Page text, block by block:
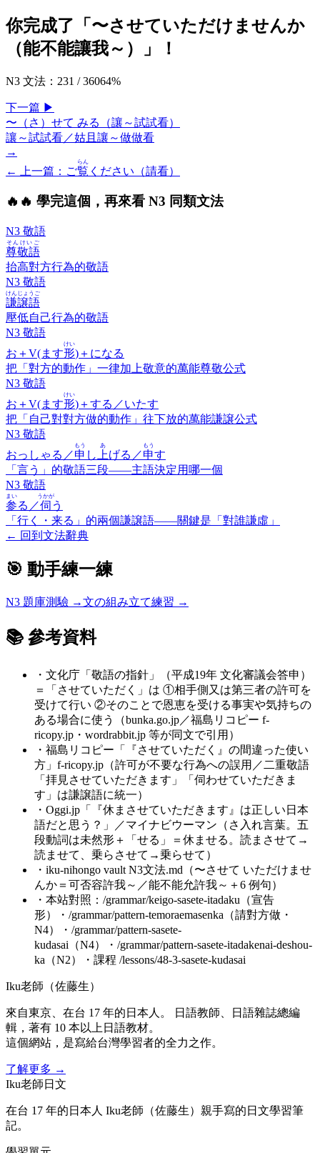
你完成了「 〜させていただけませんか
（能不能讓我～）
」！
N3 文法 ： 231 /36064%
下一篇 ▶
〜（さ）せて みる（讓～試試看）
讓～試試看／姑且讓～做做看
→
← 上一篇 ： ご覧
らん
ください（請看）
🔥 🔥 學完這個，再來看 N3 同類文法
N3 敬語
尊敬語
そんけいご
抬高對方行為的敬語
N3 敬語
謙譲語
けんじょうご
壓低自己行為的敬語
N3 敬語
お＋V(ます形
けい
)＋になる
把「對方的動作」一律加上敬意的萬能尊敬公式
N3 敬語
お＋V(ます形
けい
)＋する／いたす
把「自己對對方做的動作」往下放的萬能謙譲公式
N3 敬語
おっしゃる／申
もう
し 上
あ
げる／申
もう
す
「言う」的敬語三段——主語決定用哪一個
N3 敬語
参
まい
る／伺
うかが
う
「行く・来る」的兩個謙譲語——關鍵是「對誰謙虛」
← 回到文法辭典
🎯 動手練一練
N3 題庫測驗 →文の組み立て練習 →
📚 參考資料
・ 文化庁「敬語の指針」（平成19年 文化審議会答申）
＝「させていただく」は ①相手側又は第三者の許可を
受けて行い ②そのことで恩恵を受ける事実や気持ちの
ある場合に使う（bunka.go.jp／福島リコピー f-
ricopy.jp・wordrabbit.jp 等が同文で引用）
・ 福島リコピー「『させていただく』の間違った使い
方」f-ricopy.jp（許可が不要な行為への誤用／二重敬語
「拝見させていただきます」「伺わせていただきま
す」は謙譲語に統一）
・ Oggi.jp「『休まさせていただきます』は正しい日本
語だと思う？」／マイナビウーマン（さ入れ言葉。五
段動詞は未然形＋「せる」＝休ませる。読まさせて→
読ませて、乗らさせて→乗らせて）
・ iku-nihongo vault N3文法.md（〜させて いただけませ
んか＝可否容許我～／能不能允許我～＋6 例句）
・ 本站對照：/grammar/keigo-sasete-itadaku（宣告
形）・/grammar/pattern-temoraemasenka（請對方做・
N4）・/grammar/pattern-sasete-
kudasai（N4）・/grammar/pattern-sasete-itadakenai-deshou-
ka（N2）・課程 /lessons/48-3-sasete-kudasai
Iku老師（佐藤生）
來自東京、在台 17 年的日本人。 日語教師、日語雜誌總編
輯，著有 10 本以上日語教材。
這個網站，是寫給台灣學習者的全力之作。
了解更多 →
Iku老師日文
在台 17 年的日本人 Iku老師（佐藤生）親手寫的日文學習筆
記。